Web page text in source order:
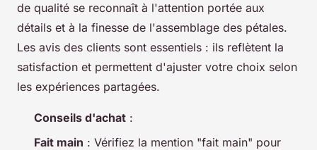
de qualité se reconnaît à l'attention portée aux
détails et à la finesse de l'assemblage des pétales.
Les avis des clients sont essentiels : ils reflètent la
satisfaction et permettent d'ajuster votre choix selon
les expériences partagées.
Conseils d'achat :
Fait main : Vérifiez la mention "fait main" pour